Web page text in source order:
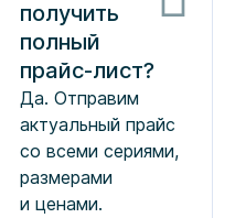
получить
полный
прайс-лист?
Да. Отправим
актуальный прайс
со всеми сериями,
размерами
и ценами.